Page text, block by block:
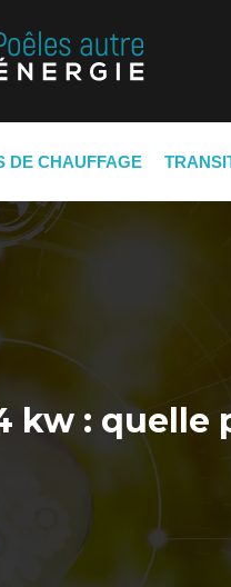
DE CHAUFFAGE
kw : quelle